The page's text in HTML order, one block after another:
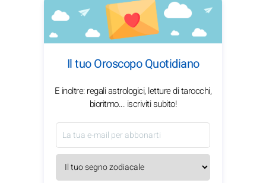
Il tuo Oroscopo Quotidiano
E inoltre: regali astrologici, letture di tarocchi,
bioritmo... iscriviti subito!